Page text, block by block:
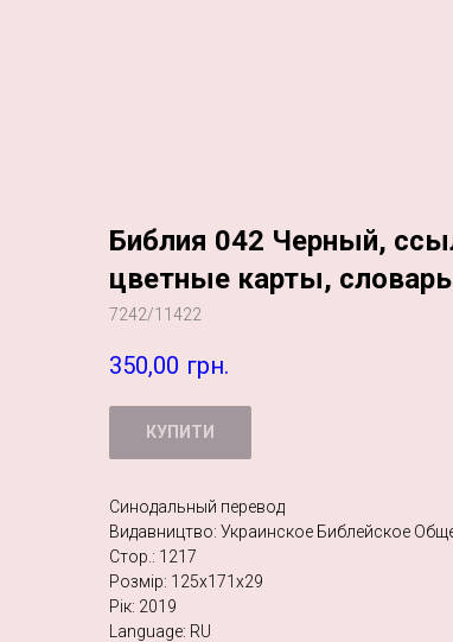
Библия 042 Черный,
цветные карты, словарь
7242/11422
350,00 грн.
КУПИТИ
Синодальный перевод
Видавництво: Украинское Библейское
Стор.: 1217
Розмір: 125х171х29
Рік: 2019
Language: RU